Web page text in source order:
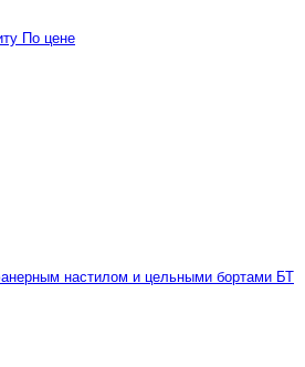
По цене
настилом и цельными бортами БТ